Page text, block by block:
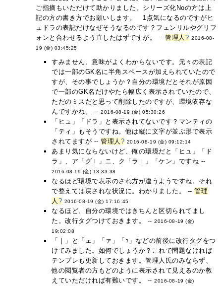
ご指摘もいただけて助かりました。シリーズ化Noの方は上
記の方の書き方でお願いします。 1点気になるのですがヒ
ュドラの表記だけなぜそうなるのです？フェンリルやグリフ
ォンと合わせるよう直したはずですが。 --管理人? 2016-08-
19 (金) 03:45:25
すみません、意味がよくわからないです。元々の表記
では一部のGK名に半角スペースが加えられていたので
すが、その事でしょうか？自分の環境だとそれが原因
で一部のGK名だけやたら幅広く表示されていたので、
ただのミスだと思って削除したのですが、環境依存な
んですかね。 --2016-08-19 (金) 05:30:26
「ヒュ」「ドラ」と表示されてないです？マンティの
「ティ」もそうですね。他は縦に文字が並ぶ形で表示
されてますが --管理人 ? 2016-08-19 (金) 09:12:14
あまり気にならないけど、俺の環境だと「ヒュ」「ド
ラ」、ア「グｌ」ニ、ク「ラｌ」「ケン」ですね --
2016-08-19 (金) 13:33:38
なるほど環境で表示のされ方が違うようですね。それ
で整えては戻されな状況に。わかりました。 --管理
人 ? 2016-08-19 (金) 17:16:45
なるほど、自分の環境ではきちんと区切られてまし
た。改行タグつけておきます。 --2016-08-19 (金)
19:02:08
「｜」と「ェ」「ァ」「ｭ」などの前後に改行タグをつ
けてみました。如何でしょうか？これで問題なければ
テンプレも更新しておきます。管理人氏のみならず、
他の閲覧者の方もどのように表示されて見えるのか教
えていただければ有難いです。 --2016-08-19 (金)